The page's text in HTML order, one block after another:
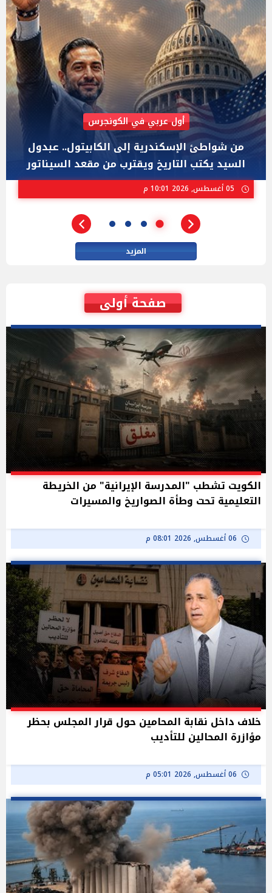
AIPAC رصدت 30 مليون دولار لإضعافه
"عبد الرحمن السيد" المصري الذى يواجه "هايلي
ستيفنز" وإيباك الاسرائيلية بإنتخابات ميشيجان
المزيد
صفحة أولى
الكويت تشطب "المدرسة الإيرانية" من الخريطة
التعليمية تحت وطأة الصواريخ والمسيرات
06 أغسطس, 2026 08:01 م
خلاف داخل نقابة المحامين حول قرار المجلس بحظر
مؤازرة المحالين للتأديب
06 أغسطس, 2026 05:01 م